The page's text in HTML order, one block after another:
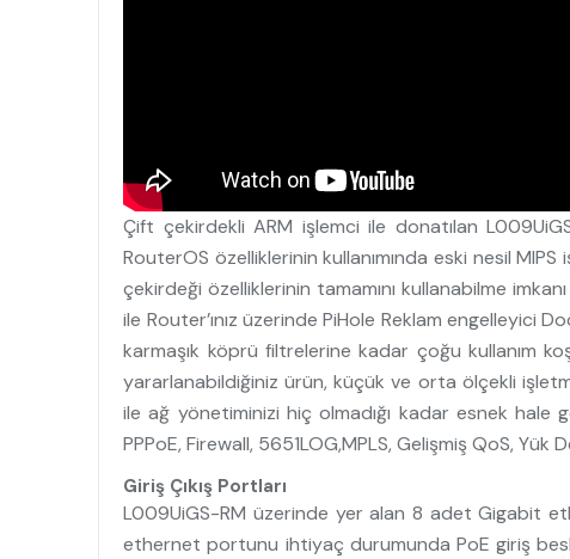
Çift çekirdekli ARM işlemci ile donatılan
RouterOS özelliklerinin kullanımında eski nesil
çekirdeği özelliklerinin tamamını kullanabilme
ile Router’ınız üzerinde PiHole Reklam engelleyici
karmaşık köprü filtrelerine kadar çoğu kullanım
yararlanabildiğiniz ürün, küçük ve orta ölçekli
ile ağ yönetiminizi hiç olmadığı kadar esnek hale
PPPoE, Firewall, 5651LOG,MPLS, Gelişmiş QoS,
Giriş Çıkış Portları
L009UiGS-RM üzerinde yer alan 8 adet Gigabit
ethernet portunu ihtiyaç durumunda PoE giriş